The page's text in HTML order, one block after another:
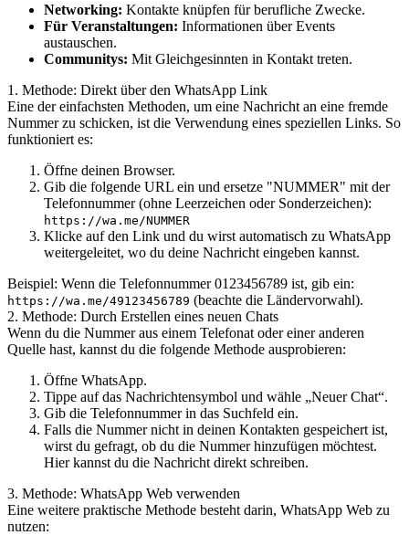
Networking: Kontakte knüpfen für berufliche Zwecke.
Für Veranstaltungen: Informationen über Events
austauschen.
Communitys: Mit Gleichgesinnten in Kontakt treten.
1. Methode: Direkt über den WhatsApp Link
Eine der einfachsten Methoden, um eine Nachricht an eine fremde
Nummer zu schicken, ist die Verwendung eines speziellen Links. So
funktioniert es:
Öffne deinen Browser.
Gib die folgende URL ein und ersetze "NUMMER" mit der
Telefonnummer (ohne Leerzeichen oder Sonderzeichen):
https://wa.me/NUMMER
Klicke auf den Link und du wirst automatisch zu WhatsApp
weitergeleitet, wo du deine Nachricht eingeben kannst.
Beispiel: Wenn die Telefonnummer 0123456789 ist, gib ein:
https://wa.me/49123456789 (beachte die Ländervorwahl).
2. Methode: Durch Erstellen eines neuen Chats
Wenn du die Nummer aus einem Telefonat oder einer anderen
Quelle hast, kannst du die folgende Methode ausprobieren:
Öffne WhatsApp.
Tippe auf das Nachrichtensymbol und wähle „Neuer Chat“.
Gib die Telefonnummer in das Suchfeld ein.
Falls die Nummer nicht in deinen Kontakten gespeichert ist,
wirst du gefragt, ob du die Nummer hinzufügen möchtest.
Hier kannst du die Nachricht direkt schreiben.
3. Methode: WhatsApp Web verwenden
Eine weitere praktische Methode besteht darin, WhatsApp Web zu
nutzen: